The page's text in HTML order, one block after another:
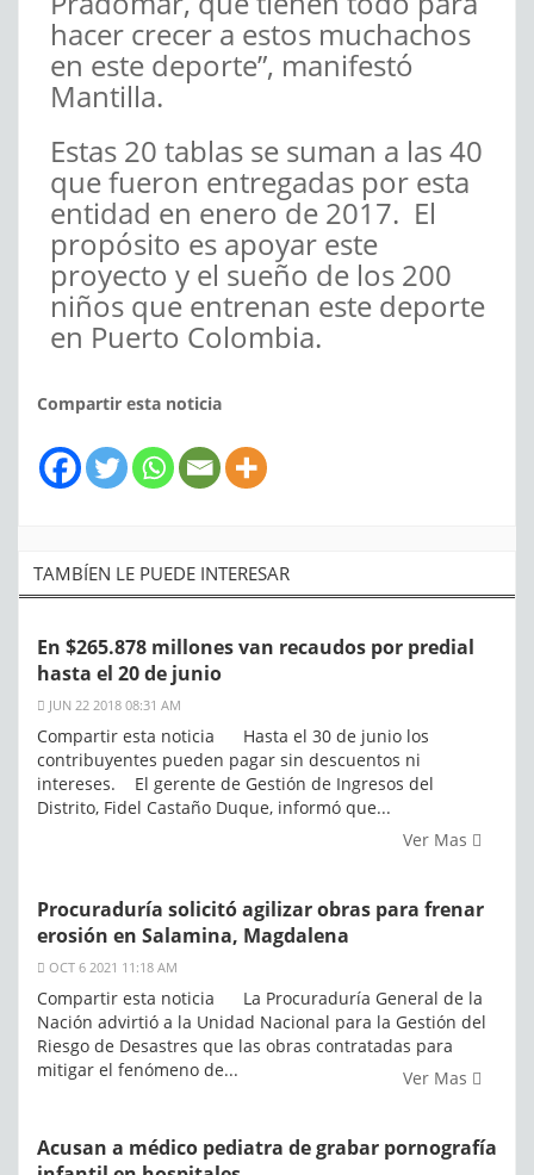
hacer crecer a estos muchachos
en este deporte”, manifestó
Mantilla.
Estas 20 tablas se suman a las 40
que fueron entregadas por esta
entidad en enero de 2017. El
propósito es apoyar este
proyecto y el sueño de los 200
niños que entrenan este deporte
en Puerto Colombia.
Compartir esta noticia
TAMBÍEN LE PUEDE INTERESAR
En $265.878 millones van recaudos por predial
hasta el 20 de junio
JUN 22 2018 08:31 AM
Compartir esta noticia Hasta el 30 de junio los
contribuyentes pueden pagar sin descuentos ni
intereses. El gerente de Gestión de Ingresos del
Distrito, Fidel Castaño Duque, informó que...
Ver Mas
Procuraduría solicitó agilizar obras para frenar
erosión en Salamina, Magdalena
OCT 6 2021 11:18 AM
Compartir esta noticia La Procuraduría General de la
Nación advirtió a la Unidad Nacional para la Gestión del
Riesgo de Desastres que las obras contratadas para
mitigar el fenómeno de...
Ver Mas
Acusan a médico pediatra de grabar pornografía